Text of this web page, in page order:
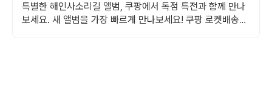
특별한 해인사소리길 앨범, 쿠팡에서 독점 특전과 함께 만나
보세요. 새 앨범을 가장 빠르게 만나보세요! 쿠팡 로켓배송으